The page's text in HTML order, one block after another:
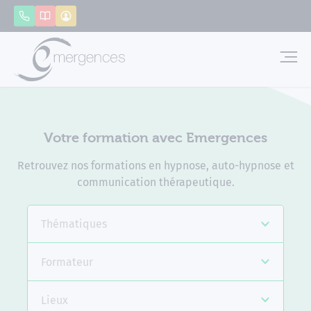
AppelerCatalogue
Votre formation avec Emergences
Retrouvez nos formations en hypnose, auto-hypnose et
communication thérapeutique.
Thématiques
Formateur
Lieux
Panneau de gestion des cookies